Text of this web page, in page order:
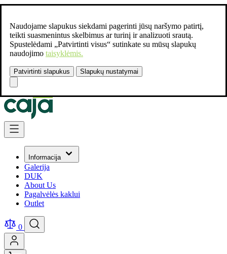
Naudojame slapukus siekdami pagerinti jūsų naršymo patirtį,
teikti suasmenintus skelbimus ar turinį ir analizuoti srautą.
Spustelėdami „Patvirtinti visus“ sutinkate su mūsų slapukų
naudojimo taisyklėmis.
Patvirtinti slapukus Slapukų nustatymai
Susisiekite:
Skip to Content
Informacija
Galerija
DUK
About Us
Pagalvėlės kaklui
Outlet
0